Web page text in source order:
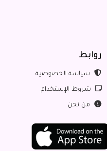
روابط
سياسة الخصوصية
شروط الإستخدام
من نحن